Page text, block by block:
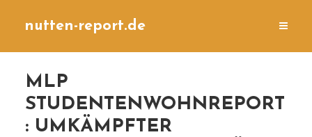
nutten-report.de
MLP
STUDENTENWOHNREPORT
: UMKÄMPFTER